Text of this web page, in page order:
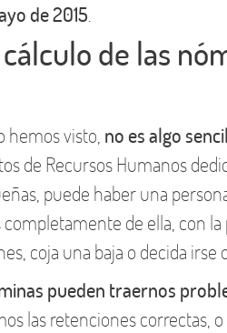
de 2015
de las
hemos visto, no es algo
de Recursos Humanos
puede haber una
de ella, con
coja una baja o decida irse
pueden traernos
las retenciones correctas,